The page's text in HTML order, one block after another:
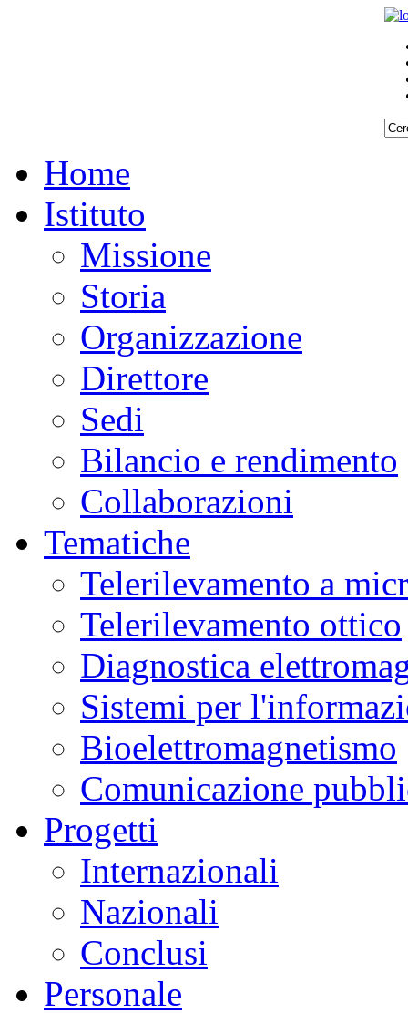
Home
Istituto
Missione
Storia
Organizzazione
Direttore
Sedi
Bilancio e rendimento
Collaborazioni
Tematiche
Telerilevamento a
Telerilevamento ottico
Diagnostica
Sistemi per
Bioelettromagnetismo
Comunicazione
Progetti
Internazionali
Nazionali
Conclusi
Personale